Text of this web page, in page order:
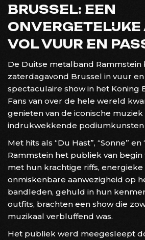
BRUSSEL: EEN
ONVERGETELIJKE
VOL VUUR EN
De Duitse metalband Rammstein
zaterdagavond Brussel in vuur
spectaculaire show in het Koning
Fans van over de hele wereld
genieten van de iconische muziek
indrukwekkende podiumkunsten
Met hits als “Du Hast”, “Sonne” en
Rammstein het publiek van
met hun krachtige riffs,
onmiskenbare aanwezigheid op
bandleden, gehuld in hun
outfits, brachten een show die
muzikaal verbluffend was.
Het publiek werd meegesleept